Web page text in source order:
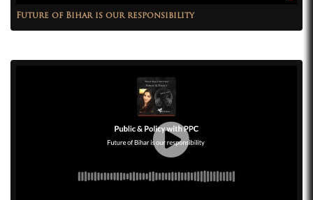
Future of Bihar is our responsibility